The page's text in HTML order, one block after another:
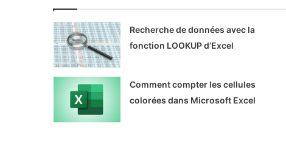
Recherche de données avec la
fonction LOOKUP d’Excel
Comment compter les cellules
colorées dans Microsoft Excel